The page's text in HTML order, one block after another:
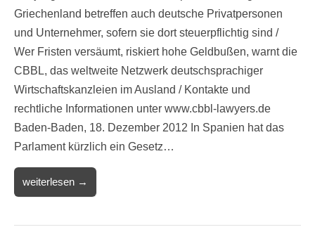
Griechenland betreffen auch deutsche Privatpersonen
und Unternehmer, sofern sie dort steuerpflichtig sind /
Wer Fristen versäumt, riskiert hohe Geldbußen, warnt die
CBBL, das weltweite Netzwerk deutschsprachiger
Wirtschaftskanzleien im Ausland / Kontakte und
rechtliche Informationen unter www.cbbl-lawyers.de
Baden-Baden, 18. Dezember 2012 In Spanien hat das
Parlament kürzlich ein Gesetz…
weiterlesen →